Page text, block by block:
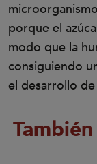
porque el
modo que la
consiguiendo
el desarrollo